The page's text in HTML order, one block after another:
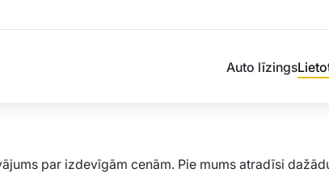
Auto līzings
par izdevīgām cenām. Pie mums atradīsi